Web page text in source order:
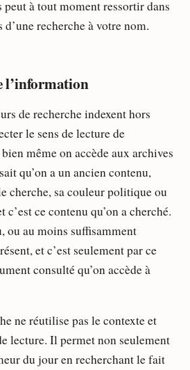
à tout moment ressortir dans
recherche à votre nom.
l’information
de recherche indexent hors
le sens de lecture de
même on accède aux archives
qu’on a un ancien contenu,
cherche, sa couleur politique ou
c’est ce contenu qu’on a cherché.
ou au moins suffisamment
et c’est seulement par ce
consulté qu’on accède à
ne réutilise pas le contexte et
lecture. Il permet non seulement
du jour en recherchant le fait